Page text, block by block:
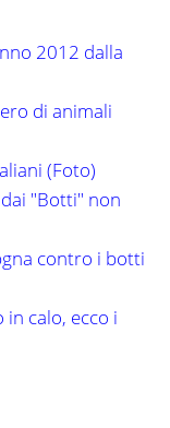
2012 dalla
di animali
(Foto)
"Botti" non
contro i botti
calo, ecco i